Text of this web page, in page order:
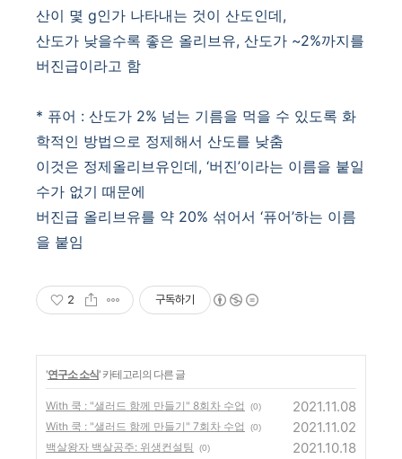
산이 몇 g인가 나타내는 것이 산도인데,
산도가 낮을수록 좋은 올리브유, 산도가 ~2%까지를
버진급이라고 함
* 퓨어 : 산도가 2% 넘는 기름을 먹을 수 있도록 화
학적인 방법으로 정제해서 산도를 낮춤
이것은 정제올리브유인데, ‘버진’이라는 이름을 붙일
수가 없기 때문에
버진급 올리브유를 약 20% 섞어서 ‘퓨어’하는 이름
을 붙임
2 구독하기
'연구소 소식' 카테고리의 다른 글
With 쿡 : "샐러드 함께 만들기" 8회차 수업 (0) 2021.11.08
With 쿡 : "샐러드 함께 만들기" 7회차 수업 (0) 2021.11.02
백살왕자 백살공주: 위생컨설팅 (0) 2021.10.18